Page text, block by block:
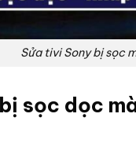
Sửa tivi Sony bị sọc
sọc dọc